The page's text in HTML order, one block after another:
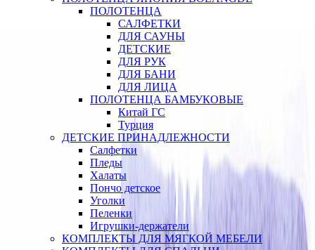
ПОЛОТЕНЦА
САЛФЕТКИ
ДЛЯ САУНЫ
ДЕТСКИЕ
ДЛЯ РУК
ДЛЯ БАНИ
ДЛЯ ЛИЦА
ПОЛОТЕНЦА БАМБУКОВЫЕ
Китай ГС
Турция
ДЕТСКИЕ ПРИНАДЛЕЖНОСТИ
Салфетки
Пледы
Халаты
Пончо детское
Уголки
Пеленки
Игрушки-держатели
КОМПЛЕКТЫ ДЛЯ МЯГКОЙ МЕБЕЛИ